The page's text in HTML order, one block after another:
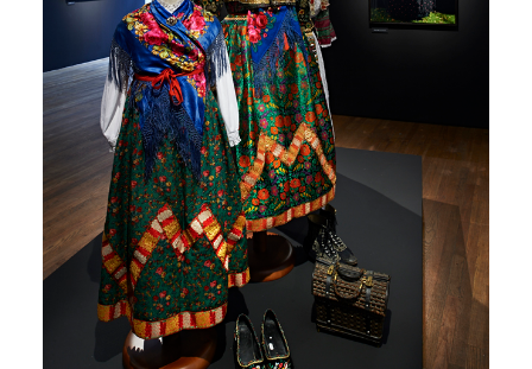
Mercedes Taxi 13
Mercedes Taxi 14
Mercedes Taxi 15